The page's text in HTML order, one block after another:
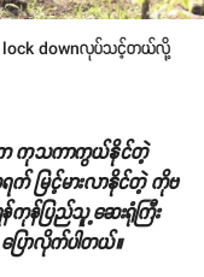
lock downလုပ်သင့်တယ်လို့
းက ကုသကာကွယ်နိုင်တဲ့
မြင့်မားလာနိုင်တဲ့ ကိုဗ
ကုန်ပြည်သူ့ဆေးရုံကြီး
ပြောလိုက်ပါတယ်။